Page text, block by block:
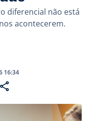
diferencial não está
acontecerem.
16:34